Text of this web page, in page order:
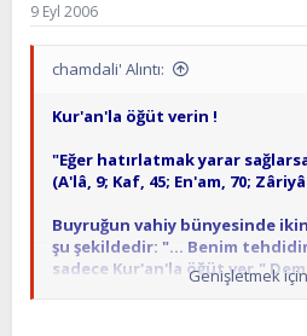
9 Eyl 2006
chamdali' Alıntı:
Kur'an'la öğüt verin !
"Eğer hatırlatmak yarar
(A'lâ, 9; Kaf, 45; En'am, 70;
Buyruğun vahiy bünyesinde
şu şekildedir: "... Benim
sadece Kur'an'la öğüt ver."
verme Kur'an'la olacaktır.
Genişletmek için